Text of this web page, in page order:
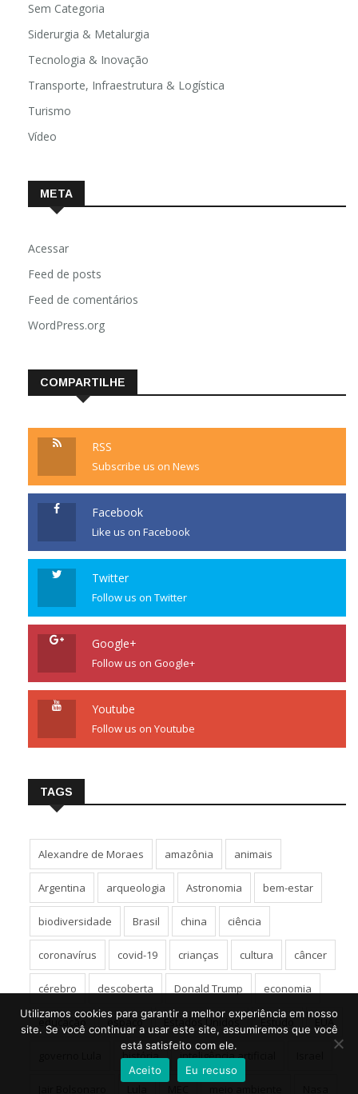
Sem Categoria
Siderurgia & Metalurgia
Tecnologia & Inovação
Transporte, Infraestrutura & Logística
Turismo
Vídeo
META
Acessar
Feed de posts
Feed de comentários
WordPress.org
COMPARTILHE
RSS
Subscribe us on News
Facebook
Like us on Facebook
Twitter
Follow us on Twitter
Google+
Follow us on Google+
Youtube
Follow us on Youtube
TAGS
Alexandre de Moraes amazônia animais
Argentina arqueologia Astronomia bem-estar
biodiversidade Brasil china ciência
coronavírus covid-19 crianças cultura câncer
cérebro descoberta Donald Trump economia
educação espaço Estados Unidos Estudo EUA
história inteligência artificial
Utilizamos cookies para garantir a melhor experiência em nosso
site. Se você continuar a usar este site, assumiremos que você
está satisfeito com ele.
Aceito
Eu recuso